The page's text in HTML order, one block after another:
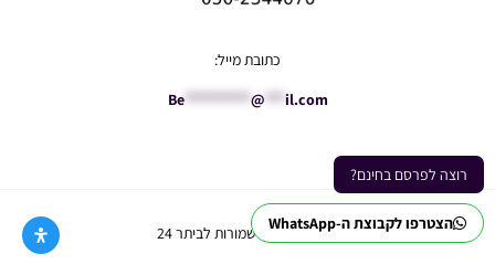
הצטרפו לקבוצת ה-WhatsApp
רוצה לפרסם בחינם?
כתובת מייל:
Be********** @ *** il.com
Ⓒ כל הזכויות שמורות לביתר 24